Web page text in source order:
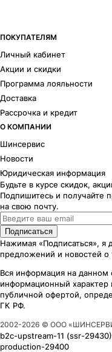
ПОКУПАТЕЛЯМ
Личный кабинет
Акции и скидки
Программа лояльности
Доставка
Рассрочка и кредит
О КОМПАНИИ
Шинсервис
Новости
Юридическая информация
Будьте в курсе скидок,
Подпишитесь и получайте
на свою почту.
Подписаться
Нажимая «Подписаться», я
предложений и новостей о
Вся информация на данном
информационный характер
публичной офертой,
ГК РФ.
2002-2026 © ООО
b2c-upstream-11 (ssr-29430)
production-29400